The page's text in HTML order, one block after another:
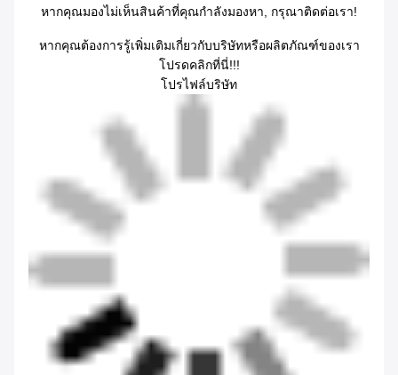
หากคุณมองไม่เห็นสินค้าที่คุณกําลังมองหา, กรุณาติดต่อเรา!
หากคุณต้องการรู้เพิ่มเติมเกี่ยวกับบริษัทหรือผลิตภัณฑ์ของเรา
โปรดคลิกที่นี่!!!
โปรไฟล์บริษัท